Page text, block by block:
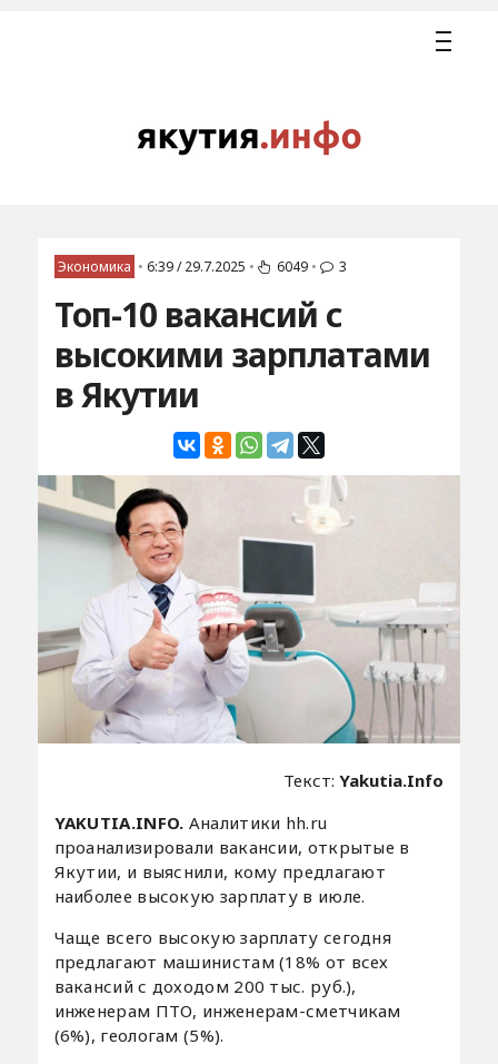
Экономика • 6:39 / 29.7.2025 • 6049 • 3
Топ-10 вакансий с
высокими зарплатами
в Якутии
Текст:Yakutia.Info
YAKUTIA.INFO. Аналитики hh.ru
проанализировали вакансии, открытые в
Якутии, и выяснили, кому предлагают
наиболее высокую зарплату в июле.
Чаще всего высокую зарплату сегодня
предлагают машинистам (18% от всех
вакансий с доходом 200 тыс. руб.),
инженерам ПТО, инженерам-сметчикам
(6%), геологам (5%).